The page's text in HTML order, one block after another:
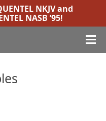
NKJVand
NASB ’95!